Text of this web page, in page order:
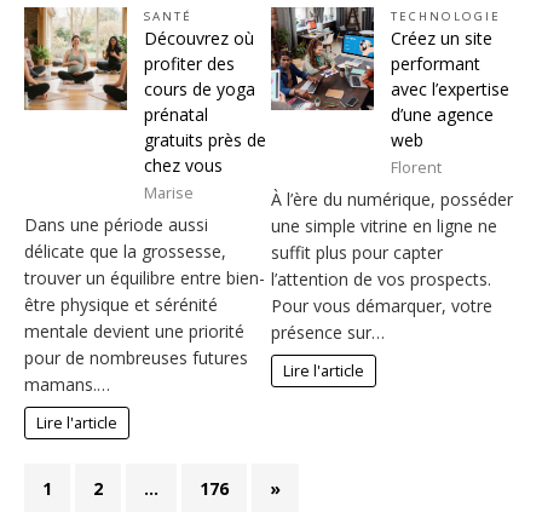
SANTÉ
Découvrez où
profiter des
cours de yoga
prénatal
gratuits près de
chez vous
Marise
Dans une période aussi
délicate que la grossesse,
trouver un équilibre entre bien-
être physique et sérénité
mentale devient une priorité
pour de nombreuses futures
mamans.…
Lire l'article
TECHNOLOGIE
Créez un site
performant
avec l’expertise
d’une agence
web
Florent
À l’ère du numérique, posséder
une simple vitrine en ligne ne
suffit plus pour capter
l’attention de vos prospects.
Pour vous démarquer, votre
présence sur…
Lire l'article
1 2 … 176 »